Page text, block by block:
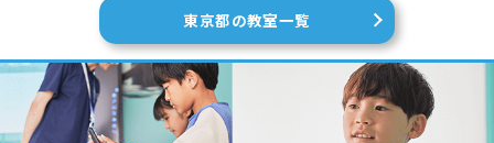
東京都の教室一覧